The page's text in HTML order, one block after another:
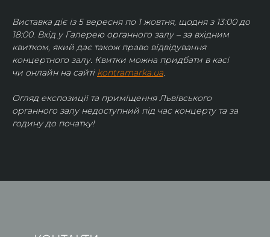
Виставка діє із 5 вересня по 1 жовтня, щодня з 13:00 до
18:00. Вхід у Галерею органного залу – за вхідним
квитком, який дає також право відвідування
концертного залу. Квитки можна придбати в касі
чи онлайн на сайті kontramarka.ua.
Огляд експозиції та приміщення Львівського
органного залу недоступний під час концерту та за
годину до початку!